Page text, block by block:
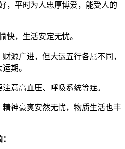
，平时为人忠厚博爱，能受人的
快，生活安定无忧。
源广进，但大运五行各属不同，
期。
意高血压、呼吸系统等症。
精神豪爽安然无忧，物质生活也丰